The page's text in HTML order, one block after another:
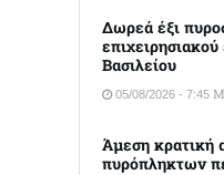
Δωρεά έξι
Βασιλείου
05/08/2026 - 7:45
Άμεση κρατική
πυρόπληκτων